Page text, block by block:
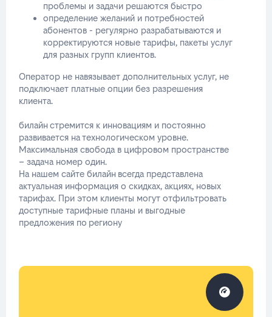
проблемы и задачи решаются быстро
определение желаний и потребностей
абонентов - регулярно разрабатываются и
корректируются новые тарифы, пакеты услуг
для разных групп клиентов.
Оператор не навязывает дополнительных услуг, не
подключает платные опции без разрешения
клиента.
билайн стремится к инновациям и постоянно
развивается на технологическом уровне.
Максимальная свобода в цифровом пространстве
– задача номер один.
На нашем сайте билайн всегда представлена
актуальная информация о скидках, акциях, новых
тарифах. При этом клиенты могут отфильтровать
доступные тарифные планы и выгодные
предложения по региону